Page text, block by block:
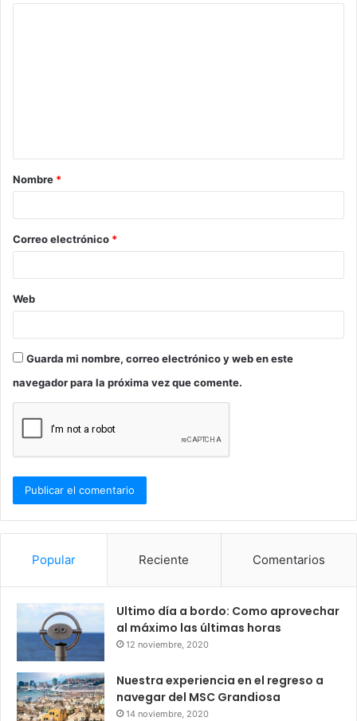
a
r
*
Nombre *
Correo electrónico *
Web
Guarda mi nombre, correo electrónico y web en este
navegador para la próxima vez que comente.
Popular Reciente Comentarios
Ultimo día a bordo: Como aprovechar
al máximo las últimas horas
12 noviembre, 2020
Nuestra experiencia en el regreso a
navegar del MSC Grandiosa
14 noviembre, 2020